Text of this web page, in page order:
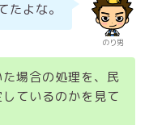
のり男
よな。
場合の処理を、民
ているのかを見て